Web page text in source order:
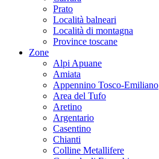
Prato
Località balneari
Località di montagna
Province toscane
Zone
Alpi Apuane
Amiata
Appennino Tosco-Emiliano
Area del Tufo
Aretino
Argentario
Casentino
Chianti
Colline Metallifere